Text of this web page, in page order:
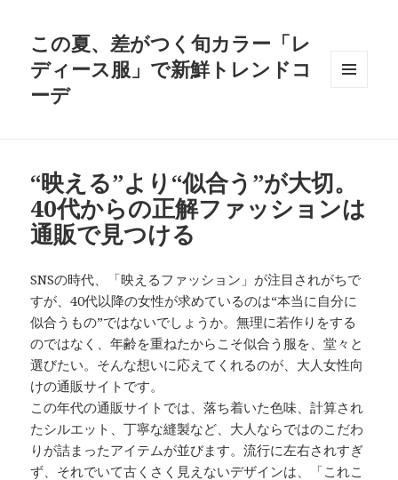
この夏、差がつく旬カラー「レ
ディース服」で新鮮トレンドコ
ーデ
“映える”より“似合う”が大切。
40代からの正解ファッションは
通販で見つける
SNSの時代、「映えるファッション」が注目されがちで
すが、40代以降の女性が求めているのは“本当に自分に
似合うもの”ではないでしょうか。無理に若作りをする
のではなく、年齢を重ねたからこそ似合う服を、堂々と
選びたい。そんな想いに応えてくれるのが、大人女性向
けの通販サイトです。
この年代の通販サイトでは、落ち着いた色味、計算され
たシルエット、丁寧な縫製など、大人ならではのこだわ
りが詰まったアイテムが並びます。流行に左右されすぎ
ず、それでいて古くさく見えないデザインは、「これこ